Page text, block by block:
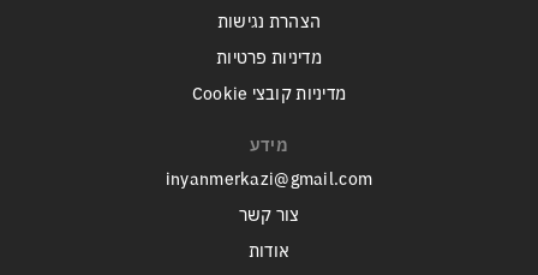
הצהרת נגישות
מדיניות פרטיות
מדיניות קובצי Cookie
מידע
inyanmerkazi@gmail.com
צור קשר
אודות